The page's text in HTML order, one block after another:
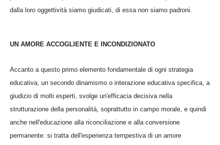
dalla loro oggettività siamo giudicati, di essa non siamo padroni.
UN AMORE ACCOGLIENTE E INCONDIZIONATO
Accanto a questo primo elemento fondamentale di ogni strategia
educativa, un secondo dinamismo o interazione educativa specifica, a
giudizio di molti esperti, svolge un'efficacia decisiva nella
strutturazione della personalità, soprattutto in campo morale, e quindi
anche nell'educazione alla riconciliazione e alla conversione
permanente: si tratta dell'esperienza tempestiva di un amore